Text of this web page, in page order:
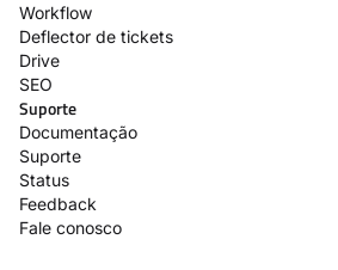
Workflow
Deflector de tickets
Drive
SEO
Suporte
Documentação
Suporte
Status
Feedback
Fale conosco